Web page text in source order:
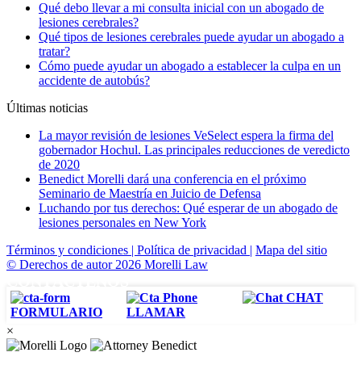
Qué debo llevar a mi consulta inicial con un abogado de
lesiones cerebrales?
Qué tipos de lesiones cerebrales puede ayudar un abogado a
tratar?
Cómo puede ayudar un abogado a establecer la culpa en un
accidente de autobús?
Últimas noticias
La mayor revisión de lesiones VeSelect espera la firma del
gobernador Hochul. Las principales reducciones de veredicto
de 2020
Benedict Morelli dará una conferencia en el próximo
Seminario de Maestría en Juicio de Defensa
Luchando por tus derechos: Qué esperar de un abogado de
lesiones personales en New York
Términos y condiciones | Política de privacidad | Mapa del sitio
© Derechos de autor 2026 Morelli Law
FORMULARIO LLAMAR
CHAT
×